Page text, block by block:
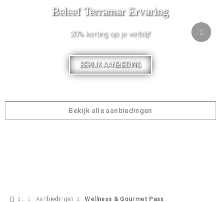
Beleef Terramar Ervaring
20% korting op je verblijf
BEKIJK AANBIEDING
Bekijk alle aanbiedingen
Aanbiedingen Wellness & Gourmet Pass